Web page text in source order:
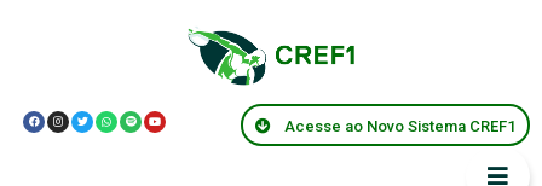
Acesse ao Novo Sistema CREF1
Ana Paula Ramos